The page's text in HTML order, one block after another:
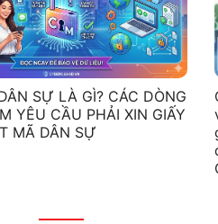
SỰ LÀ GÌ? CÁC DÒNG
YÊU CẦU PHẢI XIN GIẤY
MÃ DÂN SỰ